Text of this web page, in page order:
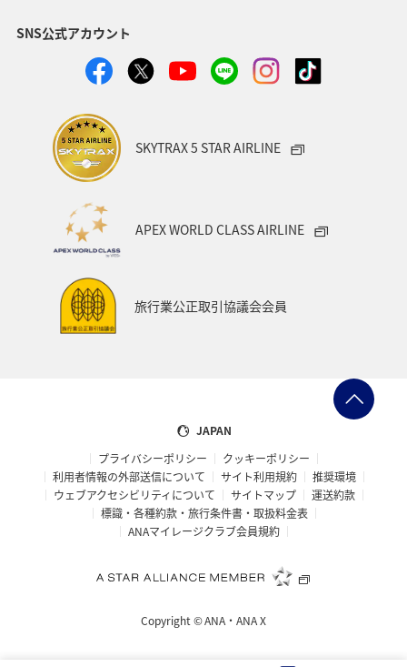
SNS公式アカウント
SKYTRAX 5 STAR AIRLINE
APEX WORLD CLASS AIRLINE
旅行業公正取引協議会会員
JAPAN
プライバシーポリシー
クッキーポリシー
利用者情報の外部送信について
サイト利用規約
推奨環境
ウェブアクセシビリティについて
サイトマップ
運送約款
標識・各種約款・旅行条件書・取扱料金表
ANAマイレージクラブ会員規約
Copyright ©ANA・ANA X